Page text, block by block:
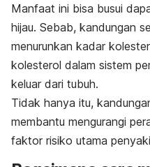
Manfaat ini bisa busui
hijau. Sebab, kandungan
menurunkan kadar
kolesterol dalam sistem
keluar dari tubuh.
Tidak hanya itu,
membantu mengurangi
faktor risiko utama